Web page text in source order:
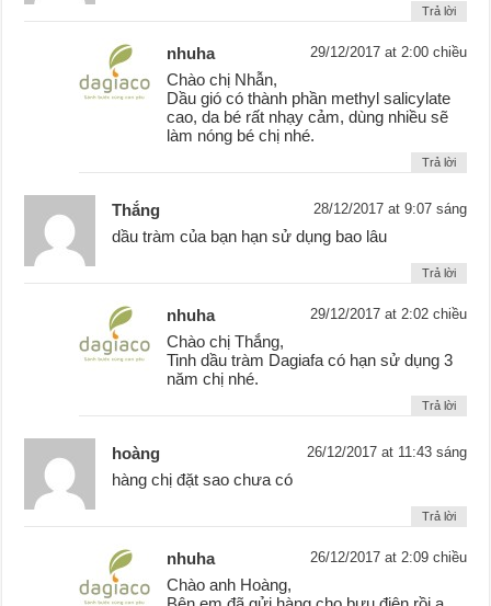
Trả lời
nhuha 29/12/2017 at 2:00 chiều
Chào chị Nhẫn,
Dầu gió có thành phần methyl salicylate
cao, da bé rất nhạy cảm, dùng nhiều sẽ
làm nóng bé chị nhé.
Trả lời
Thắng 28/12/2017 at 9:07 sáng
dầu tràm của bạn hạn sử dụng bao lâu
Trả lời
nhuha 29/12/2017 at 2:02 chiều
Chào chị Thắng,
Tinh dầu tràm Dagiafa có hạn sử dụng 3
năm chị nhé.
Trả lời
hoàng 26/12/2017 at 11:43 sáng
hàng chị đặt sao chưa có
Trả lời
nhuha 26/12/2017 at 2:09 chiều
Chào anh Hoàng,